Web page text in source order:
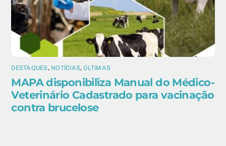
DESTAQUES, NOTÍCIAS, ÚLTIMAS
MAPA disponibiliza Manual do Médico-
Veterinário Cadastrado para vacinação
contra brucelose